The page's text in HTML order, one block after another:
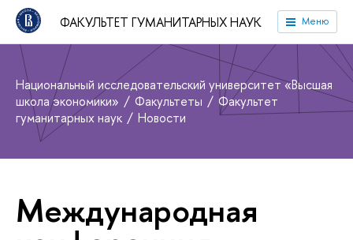
ФАКУЛЬТЕТ ГУМАНИТАРНЫХ НАУК Меню
Национальный исследовательский университет «Высшая
школа экономики»
Факультеты
Факультет
гуманитарных наук
Новости
Международная